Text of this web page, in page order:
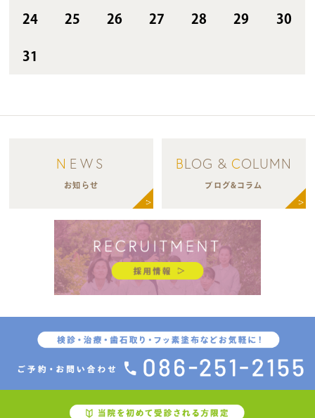
24 25 26 27 28 29 30
31
N EWS
お知らせ
BLOG & COLUMN
ブログ&コラム